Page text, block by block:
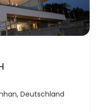
Deutschland